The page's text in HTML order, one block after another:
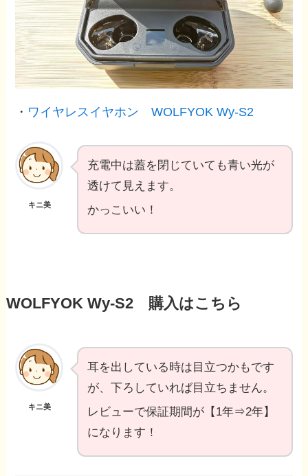
・ ワイヤレスイヤホン WOLFYOK Wy-S2
キニ美
充電中は蓋を閉じていても青い光が
透けて見えます。
かっこいい！
WOLFYOK Wy-S2 購入はこちら
キニ美
耳を出している時は目立つかもです
が、下ろしていれば目立ちません。
レビューで保証期間が【1年⇒2年】
になります！